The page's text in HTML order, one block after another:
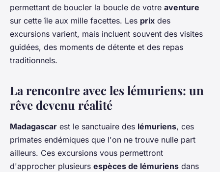
permettant de boucler la boucle de votre aventure
sur cette île aux mille facettes. Les prix des
excursions varient, mais incluent souvent des visites
guidées, des moments de détente et des repas
traditionnels.
La rencontre avec les lémuriens: un
rêve devenu réalité
Madagascar est le sanctuaire des lémuriens, ces
primates endémiques que l'on ne trouve nulle part
ailleurs. Ces excursions vous permettront
d'approcher plusieurs espèces de lémuriens dans